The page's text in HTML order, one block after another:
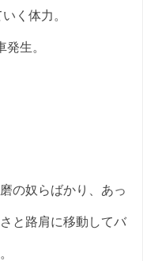
く体力。
生。
の奴らばかり、あっ
と路肩に移動してバ